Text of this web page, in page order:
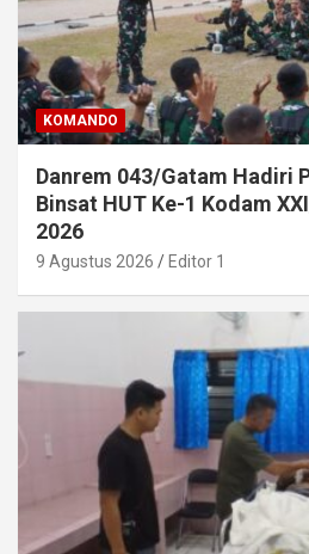
KOMANDO
Danrem 043/Gatam Hadiri
Binsat HUT Ke-1 Kodam
2026
9 Agustus 2026 Editor 1